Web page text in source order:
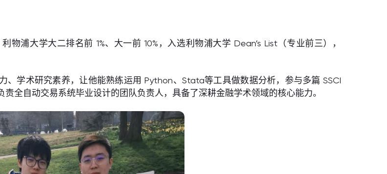
物浦大学大二排名前 1%、大一前 10%，入选利物浦大学 Dean’s List（专业前三），
、学术研究素养，让他能熟练运用 Python、Stata等工具做数据分析，参与多篇 SSCI
全自动交易系统毕业设计的团队负责人，具备了深耕金融学术领域的核心能力。